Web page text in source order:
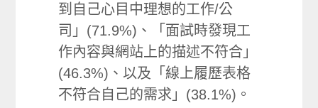
到自己心目中理想的工作/公
司」(71.9%)、「面試時發現工
作內容與網站上的描述不符合」
(46.3%)、以及「線上履歷表格
不符合自己的需求」(38.1%)。